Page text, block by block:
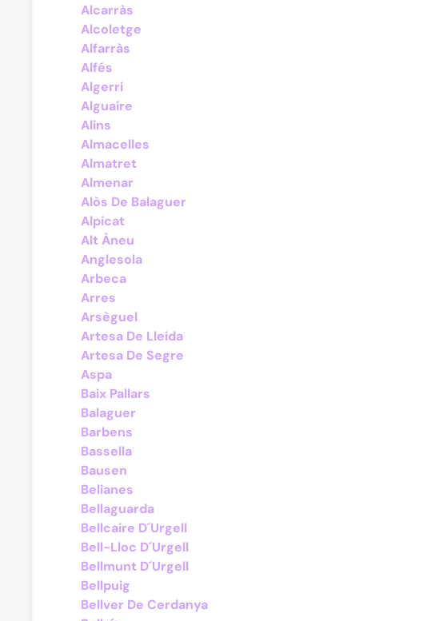
Alcarràs
Alcoletge
Alfarràs
Alfés
Algerri
Alguaire
Alins
Almacelles
Almatret
Almenar
Alòs De Balaguer
Alpicat
Alt Àneu
Anglesola
Arbeca
Arres
Arsèguel
Artesa De Lleida
Artesa De Segre
Aspa
Baix Pallars
Balaguer
Barbens
Bassella
Bausen
Belianes
Bellaguarda
Bellcaire D´Urgell
Bell-Lloc D´Urgell
Bellmunt D´Urgell
Bellpuig
Bellver De Cerdanya